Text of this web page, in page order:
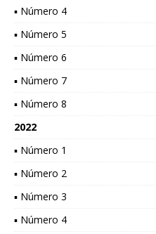
▪ Número 4
▪ Número 5
▪ Número 6
▪ Número 7
▪ Número 8
2022
▪ Número 1
▪ Número 2
▪ Número 3
▪ Número 4